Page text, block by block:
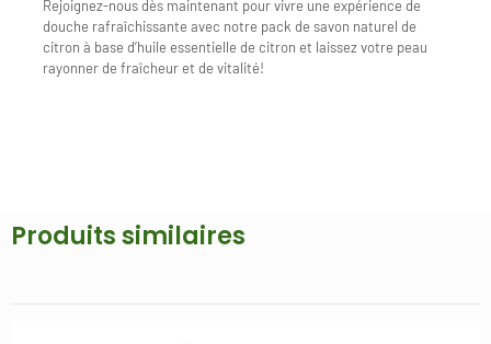
Rejoignez-nous dès maintenant pour vivre une expérience de
douche rafraîchissante avec notre pack de savon naturel de
citron à base d’huile essentielle de citron et laissez votre peau
rayonner de fraîcheur et de vitalité!
Produits similaires